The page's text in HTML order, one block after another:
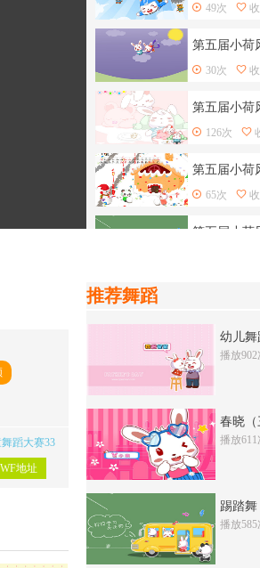
49次
30次
126次
65次
18次
23次 收
蹈大赛33
地址
推荐舞蹈
幼儿舞
播放902
春晓（
播放611
踢踏舞
播放585